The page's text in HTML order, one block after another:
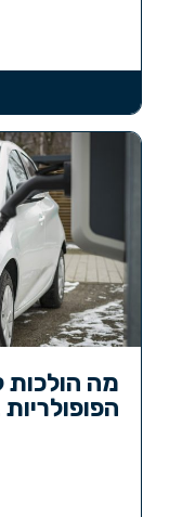
מה הולכות